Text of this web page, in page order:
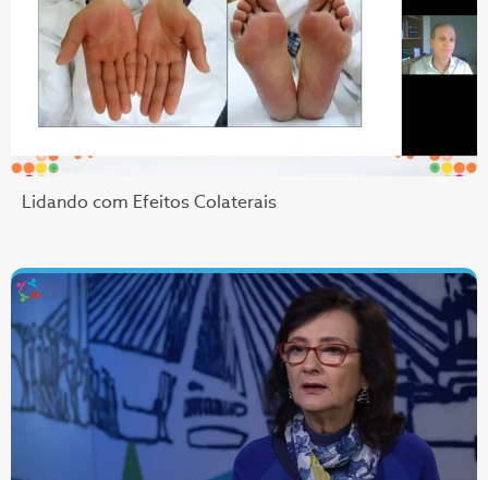
Lidando com Efeitos Colaterais